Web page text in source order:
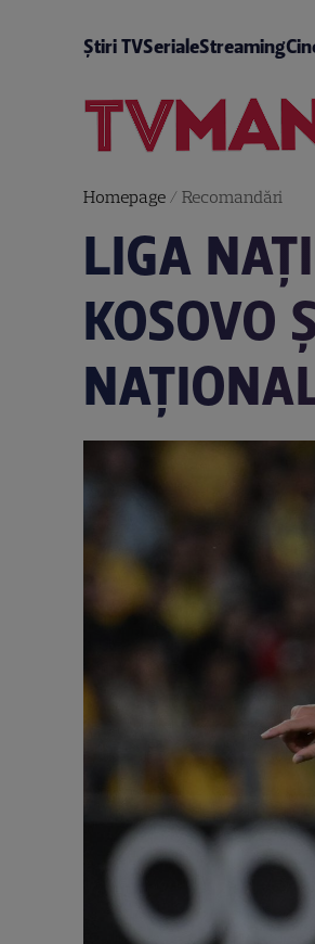
Știri TVSerialeStreaming
Homepage/ Recomandări
LIGA
KOSOVO